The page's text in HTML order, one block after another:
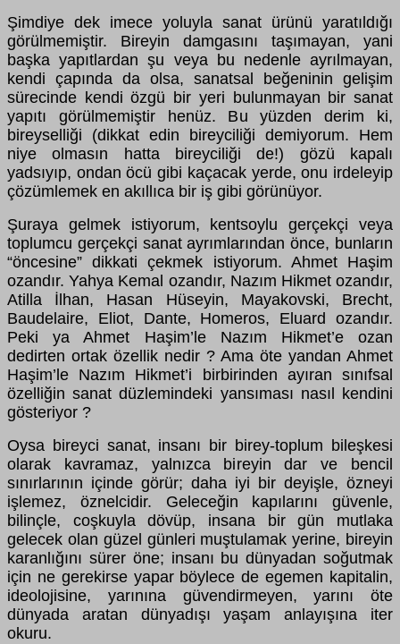
Şimdiye dek imece yoluyla sanat ürünü yaratıldığı
görülmemiştir. Bireyin damgasını taşımayan, yani
başka yapıtlardan şu veya bu nedenle ayrılmayan,
kendi çapında da olsa, sanatsal beğeninin gelişim
sürecinde kendi özgü bir yeri bulunmayan bir sanat
yapıtı görülmemiştir henüz. Bu yüzden derim ki,
bireyselliği (dikkat edin bireyciliği demiyorum. Hem
niye olmasın hatta bireyciliği de!) gözü kapalı
yadsıyıp, ondan öcü gibi kaçacak yerde, onu irdeleyip
çözümlemek en akıllıca bir iş gibi görünüyor.
Şuraya gelmek istiyorum, kentsoylu gerçekçi veya
toplumcu gerçekçi sanat ayrımlarından önce, bunların
“öncesine” dikkati çekmek istiyorum. Ahmet Haşim
ozandır. Yahya Kemal ozandır, Nazım Hikmet ozandır,
Atilla İlhan, Hasan Hüseyin, Mayakovski, Brecht,
Baudelaire, Eliot, Dante, Homeros, Eluard ozandır.
Peki ya Ahmet Haşim’le Nazım Hikmet’e ozan
dedirten ortak özellik nedir ? Ama öte yandan Ahmet
Haşim’le Nazım Hikmet’i birbirinden ayıran sınıfsal
özelliğin sanat düzlemindeki yansıması nasıl kendini
gösteriyor ?
Oysa bireyci sanat, insanı bir birey-toplum bileşkesi
olarak kavramaz, yalnızca bireyin dar ve bencil
sınırlarının içinde görür; daha iyi bir deyişle, özneyi
işlemez, öznelcidir. Geleceğin kapılarını güvenle,
bilinçle, coşkuyla dövüp, insana bir gün mutlaka
gelecek olan güzel günleri muştulamak yerine, bireyin
karanlığını sürer öne; insanı bu dünyadan soğutmak
için ne gerekirse yapar böylece de egemen kapitalin,
ideolojisine, yarınına güvendirmeyen, yarını öte
dünyada aratan dünyadışı yaşam anlayışına iter
okuru.